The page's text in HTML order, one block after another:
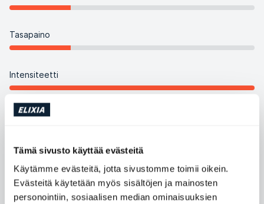
Tämä sivusto käyttää evästeitä
Käytämme evästeitä, jotta sivustomme toimii oikein.
Evästeitä käytetään myös sisältöjen ja mainosten
personointiin, sosiaalisen median ominaisuuksien
Tasapaino
Intensiteetti
Koreografia